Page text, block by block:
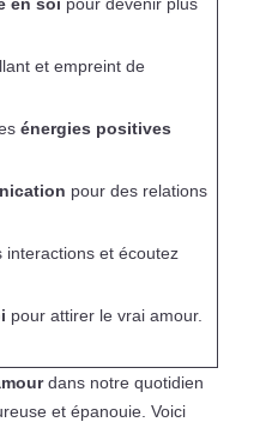
et empreint de
énergies positives
pour des relations
et écoutez
pour attirer le vrai amour.
dans notre quotidien
et épanouie. Voici